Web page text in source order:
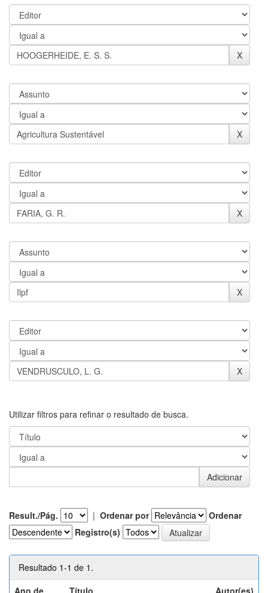
Utilizar filtros para refinar o resultado de busca.
Result./Pág. | Ordenar por
Ordenar
Registro(s)
Resultado 1-1 de 1.
Ano de
Título Autor(es)